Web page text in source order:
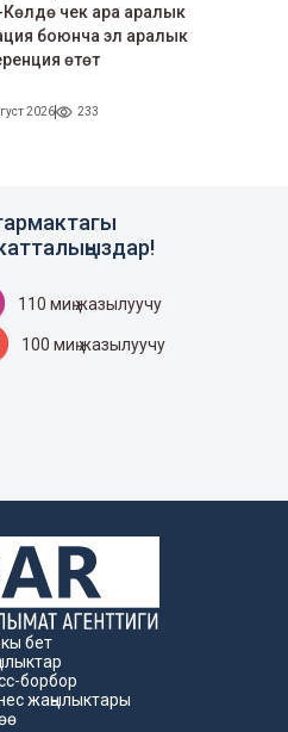
чек ара аралык
боюнча эл аралык
өтөт
2026 233
110 миң жазылуучу
100 миң жазылуучу
бет
борбор
жаңылыктары